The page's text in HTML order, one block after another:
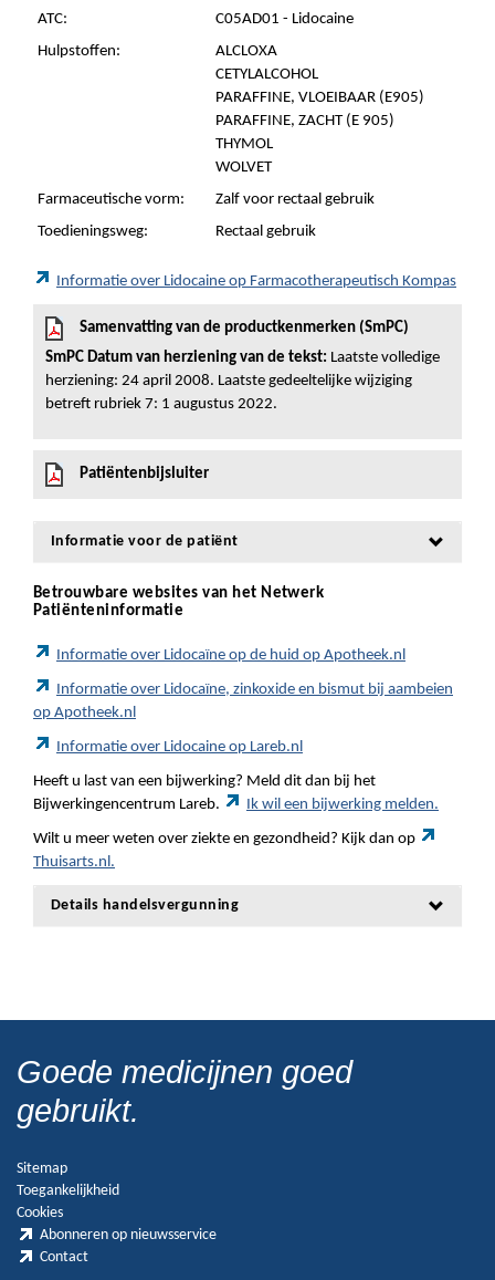
ATC:
C05AD01 - Lidocaine
Hulpstoffen:
ALCLOXA
CETYLALCOHOL
PARAFFINE, VLOEIBAAR (E905)
PARAFFINE, ZACHT (E 905)
THYMOL
WOLVET
Farmaceutische vorm:
Zalf voor rectaal gebruik
Toedieningsweg:
Rectaal gebruik
Informatie over Lidocaine op Farmacotherapeutisch Kompas
Samenvatting van de productkenmerken (SmPC)
SmPC Datum van herziening van de tekst: Laatste volledige
herziening: 24 april 2008. Laatste gedeeltelijke wijziging
betreft rubriek 7: 1 augustus 2022.
Patiëntenbijsluiter
Informatie voor de patiënt
Betrouwbare websites van het Netwerk
Patiënteninformatie
Informatie over Lidocaïne op de huid op Apotheek.nl
Informatie over Lidocaïne, zinkoxide en bismut bij aambeien
op Apotheek.nl
Informatie over Lidocaine op Lareb.nl
Heeft u last van een bijwerking? Meld dit dan bij het
Bijwerkingencentrum Lareb.
Ik wil een bijwerking melden.
Wilt u meer weten over ziekte en gezondheid? Kijk dan op
Thuisarts.nl.
Details handelsvergunning
Goede medicijnen goed
gebruikt.
Sitemap
Toegankelijkheid
Cookies
Abonneren op nieuwsservice
Contact